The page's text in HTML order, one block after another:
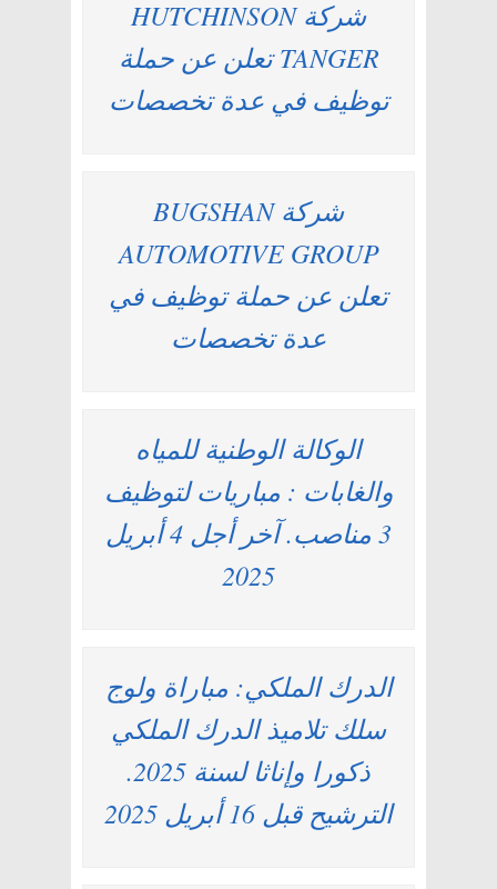
شركة HUTCHINSON
TANGER تعلن عن حملة
توظيف في عدة تخصصات
شركة BUGSHAN
AUTOMOTIVE GROUP
تعلن عن حملة توظيف في
عدة تخصصات
الوكالة الوطنية للمياه
والغابات : مباريات لتوظيف
3 مناصب. آخر أجل 4 أبريل
2025
الدرك الملكي: مباراة ولوج
سلك تلاميذ الدرك الملكي
ذكورا وإناثا لسنة 2025.
الترشيح قبل 16 أبريل 2025